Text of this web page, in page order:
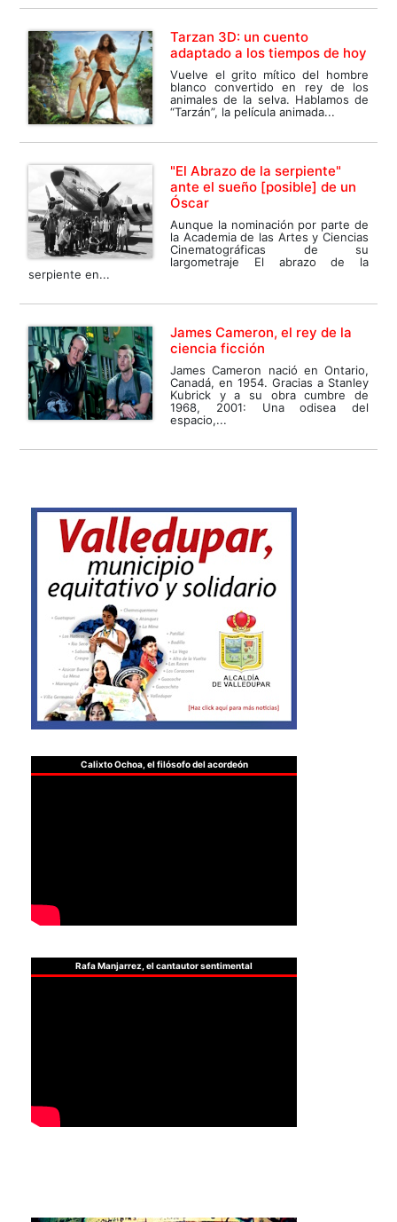
Tarzan 3D: un cuento
adaptado a los tiempos de hoy
Vuelve el grito mítico del hombre
blanco convertido en rey de los
animales de la selva. Hablamos de
“Tarzán”, la película animada...
"El Abrazo de la serpiente"
ante el sueño [posible] de un
Óscar
Aunque la nominación por parte de
la Academia de las Artes y Ciencias
Cinematográficas de su
largometraje El abrazo de la
serpiente en...
James Cameron, el rey de la
ciencia ficción
James Cameron nació en Ontario,
Canadá, en 1954. Gracias a Stanley
Kubrick y a su obra cumbre de
1968, 2001: Una odisea del
espacio,...
Calixto Ochoa, el filósofo del acordeón
Rafa Manjarrez, el cantautor sentimental